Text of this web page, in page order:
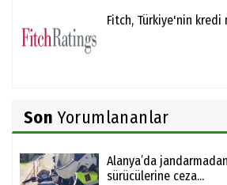
Fitch, Türkiye'nin
Son Yorumlananlar
Alanya’da
sürücülerine ceza...